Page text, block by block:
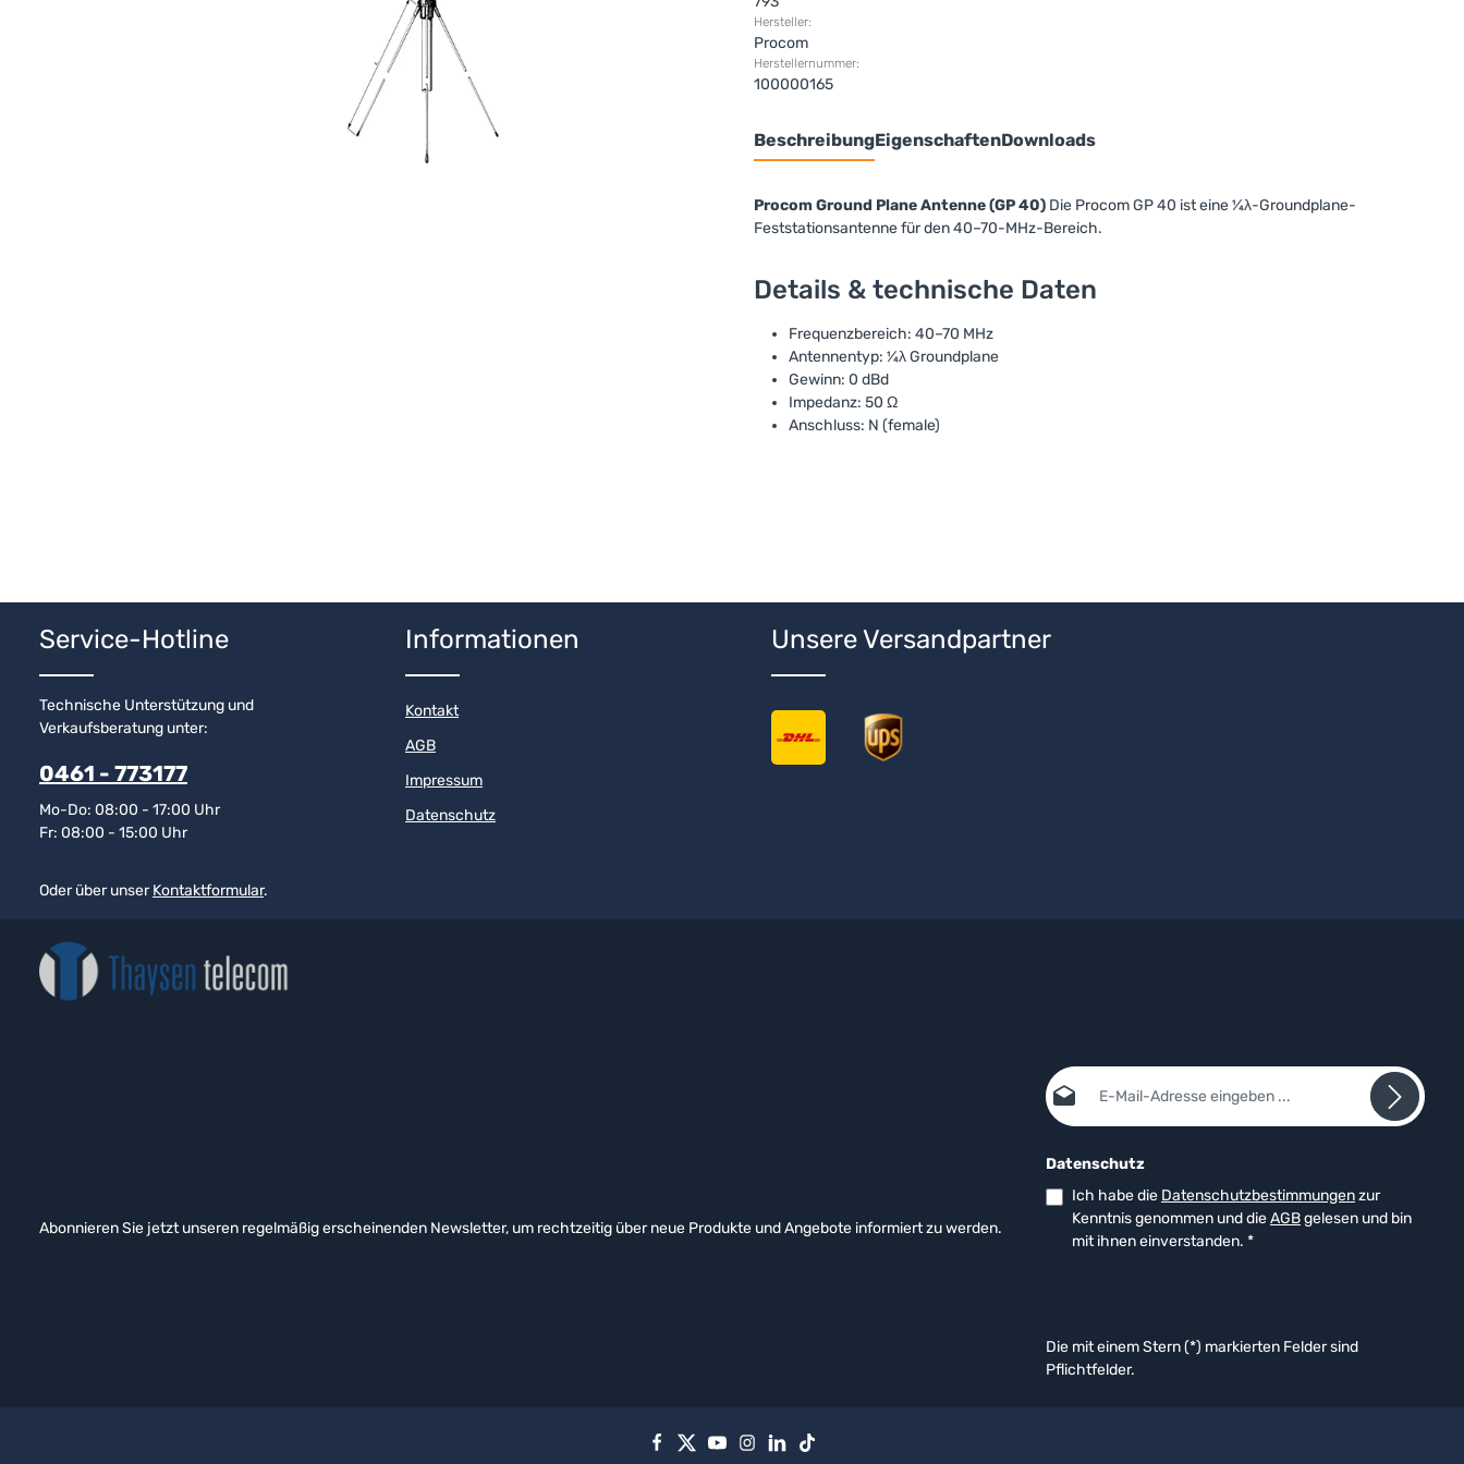
Hersteller:
Procom
Herstellernummer:
100000165
BeschreibungEigenschaftenDownloads
Procom Ground Plane Antenne (GP 40) Die Procom GP 40 ist eine ¼λ-Groundplane-
Feststationsantenne für den 40–70-MHz-Bereich.
Details & technische Daten
Frequenzbereich: 40–70 MHz
Antennentyp: ¼λ Groundplane
Gewinn: 0 dBd
Impedanz: 50 Ω
Anschluss: N (female)
Service-Hotline
Technische Unterstützung und
Verkaufsberatung unter:
0461 - 773177
Mo-Do: 08:00 - 17:00 Uhr
Fr: 08:00 - 15:00 Uhr
Oder über unserKontaktformular.
Informationen
Kontakt
AGB
Impressum
Datenschutz
Unsere Versandpartner
Abonnieren Sie jetzt unseren regelmäßig erscheinenden Newsletter, um rechtzeitig über neue Produkte und Angebote informiert zu werden.
E-Mail-Adresse*
Datenschutz
Ich habe die Datenschutzbestimmungenzur
Kenntnis genommen und dieAGBgelesen und bin
mit ihnen einverstanden. *
Die mit einem Stern (*) markierten Felder sind
Pflichtfelder.